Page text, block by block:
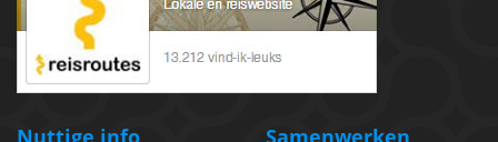
Nuttige info Samenwerken